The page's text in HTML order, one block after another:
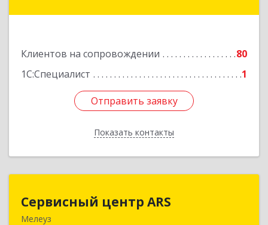
Клиентов на сопровождении
80
1С:Специалист
1
Отправить заявку
Показать контакты
Отправить заявку
Назад
Сервисный центр ARS
Мелеуз